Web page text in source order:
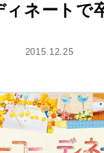
ィネートで
2015.12.25